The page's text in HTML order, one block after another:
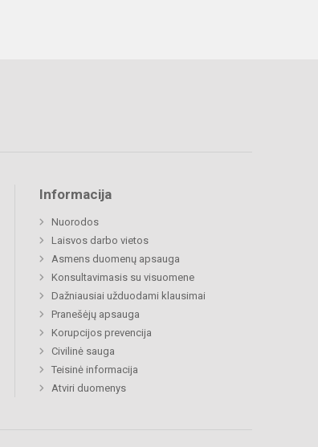
Informacija
Nuorodos
Laisvos darbo vietos
Asmens duomenų apsauga
Konsultavimasis su visuomene
Dažniausiai užduodami klausimai
Pranešėjų apsauga
Korupcijos prevencija
Civilinė sauga
Teisinė informacija
Atviri duomenys